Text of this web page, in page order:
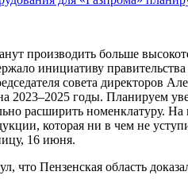
производить больше
инициативу
совета
2023–2025 годы. Планируем
расширить номенклатуру.
которая ни в чем не
16 июня.
что Пензенская область